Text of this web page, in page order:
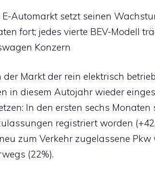
E-Automarkt setzt seinen
fort; jedes vierte BEV-Modell
Konzern
der Markt der rein elektrisch
in diesem Autojahr wieder
In den ersten sechs Monaten
registriert worden
zum Verkehr zugelassene
(22%).